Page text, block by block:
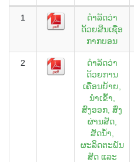
1
ດຳລັດວ່າ
ດ້ວຍສິນເຊື່ອ
ກາກບອນ
2
ດຳລັດວ່າ
ດ້ວຍການ
ເຄື່ອນຍ້າຍ,
ນຳເຂົ້າ,
ສົ່ງອອກ, ສົ່ງ
ຜ່ານສັດ,
ສັດນໍ້າ,
ຜະລິດຕະພັນ
ສັດ ແລະ